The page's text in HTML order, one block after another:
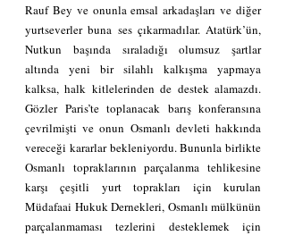
Rauf Bey ve onunla emsal arkadaşları ve diğer
yurtseverler buna ses çıkarmadılar. Atatürk’ün,
Nutkun başında sıraladığı olumsuz şartlar
altında yeni bir silahlı kalkışma yapmaya
kalksa, halk kitlelerinden de destek alamazdı.
Gözler Paris’te toplanacak barış konferansına
çevrilmişti ve onun Osmanlı devleti hakkında
vereceği kararlar bekleniyordu. Bununla birlikte
Osmanlı topraklarının parçalanma tehlikesine
karşı çeşitli yurt toprakları için kurulan
Müdafaai Hukuk Dernekleri, Osmanlı mülkünün
parçalanmaması tezlerini desteklemek için